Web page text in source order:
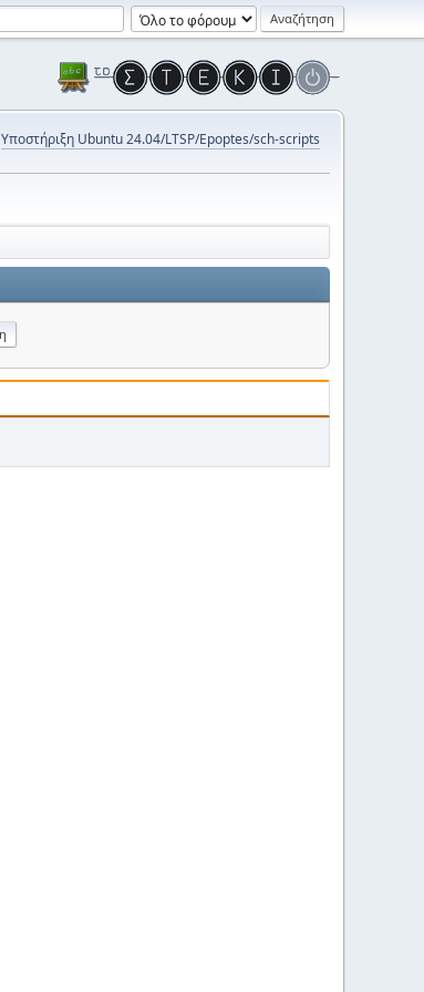
Υποστήριξη Ubuntu 24.04/LTSP/Epoptes/sch-scripts